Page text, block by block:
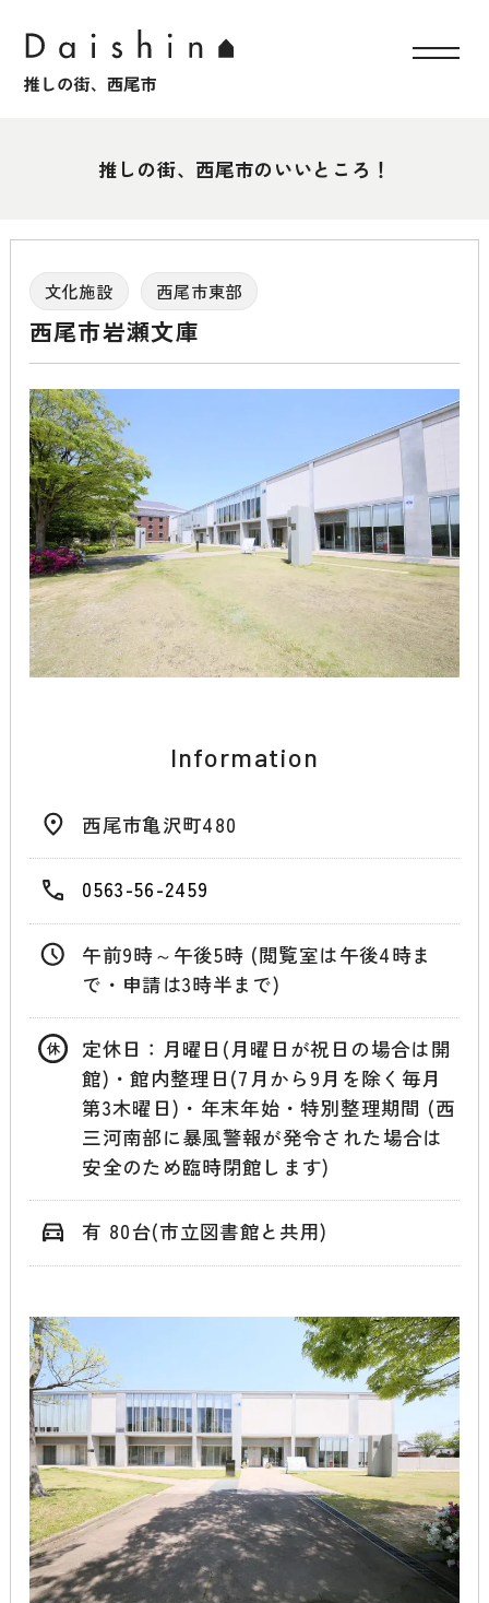
推しの街、西尾市のいいところ！
文化施設 西尾市東部
西尾市岩瀬文庫
Information
西尾市亀沢町480
0563-56-2459
午前9時～午後5時 (閲覧室は午後4時ま
で・申請は3時半まで)
定休日：月曜日(月曜日が祝日の場合は開
館)・館内整理日(7月から9月を除く毎月
第3木曜日)・年末年始・特別整理期間 (西
三河南部に暴風警報が発令された場合は
安全のため臨時閉館します)
有 80台(市立図書館と共用)